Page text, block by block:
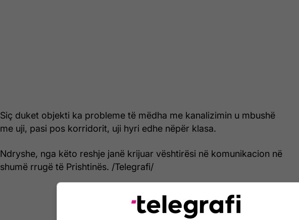
Siç duket objekti ka probleme të mëdha me kanalizimin u mbushë
me uji, pasi pos korridorit, uji hyri edhe nëpër klasa.
Ndryshe, nga këto reshje janë krijuar vështirësi në komunikacion në
shumë rrugë të Prishtinës. /Telegrafi/